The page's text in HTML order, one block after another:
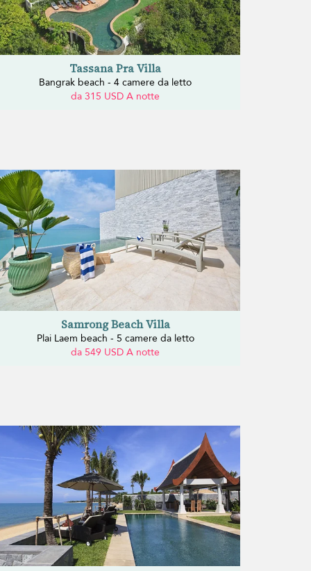
Tassana Pra Villa
Bangrak beach - 4 camere da letto
da 315 USD A notte
Samrong Beach Villa
Plai Laem beach - 5 camere da letto
da 549 USD A notte